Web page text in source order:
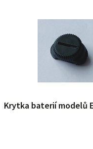
Krytka baterií modelů